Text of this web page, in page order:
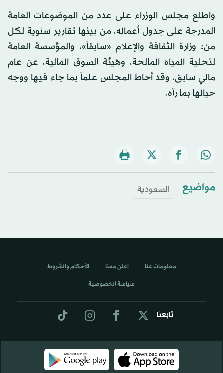
واطلع مجلس الوزراء على عدد من الموضوعات العامة
المدرجة على جدول أعماله، من بينها تقارير سنوية لكل
من: وزارة الثقافة والإعلام «سابقاً»، والمؤسسة العامة
لتحلية المياه المالحة، وهيئة السوق المالية، عن عام
مالي سابق، وقد أحاط المجلس علماً بما جاء فيها ووجه
حيالها بما رآه.
مواضيع السعودية
تابعنا
معلومات عنا اعلن معنا الأحكام والشروط
سياسة الخصوصية